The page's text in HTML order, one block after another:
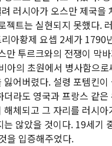
러시아가 오스만 제국을
젝트는 실현되지 못했다.
아황제 요셉 2세가 1790
만 투르크와의 전쟁이 막
아의 초원에서 병사함으로
잃어버렸다. 설령 포템킨이
더라도 영국과 프랑스 같은
해체되고 그 자리를 러시아
는 않았을 것이다. 19세기
을 입증해주었다.